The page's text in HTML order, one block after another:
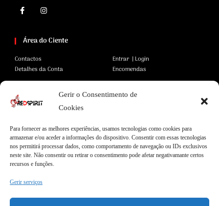
Gerir o Consentimento de
Cookies
Para fornecer as melhores experiências, usamos tecnologias como cookies para
armazenar e/ou aceder a informações do dispositivo. Consentir com essas tecnologias
nos permitirá processar dados, como comportamento de navegação ou IDs exclusivos
neste site. Não consentir ou retirar o consentimento pode afetar negativamante certos
recursos e funções.
Gerir serviços
Área do Ciente
Contactos
Detalhes da Conta
Entrar | Login
Encomendas
Área Legal
Termos e Condições
Privacidade
Cookies
Pagamentos Seguros
Envios Seguros
Livro de Reclamações
Garantias